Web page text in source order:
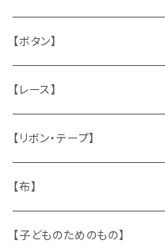
うさぎ
ハンドメイド製品
お部屋に飾るもの
メタル製品
缶、箱
陶磁器
文房具
マッチラベル、食品ラベル
蔵書票、荷札、ビュバー、伝票
シール、ステッカー、クロモス
袋、箱、ナプキン、コースター
パズル、ゲーム
袋、ラッピングペーパー
ひも、テープ
封筒、ポストカード
切手
スタンプ
文房具
【ボタン】
木
貝
メタル
ガラス
【レース】
【リボン・テープ】
チロルテープ・イニシャルテープ
トリム
【布】
キッチンクロス、ナプキン
【子どものためのもの】